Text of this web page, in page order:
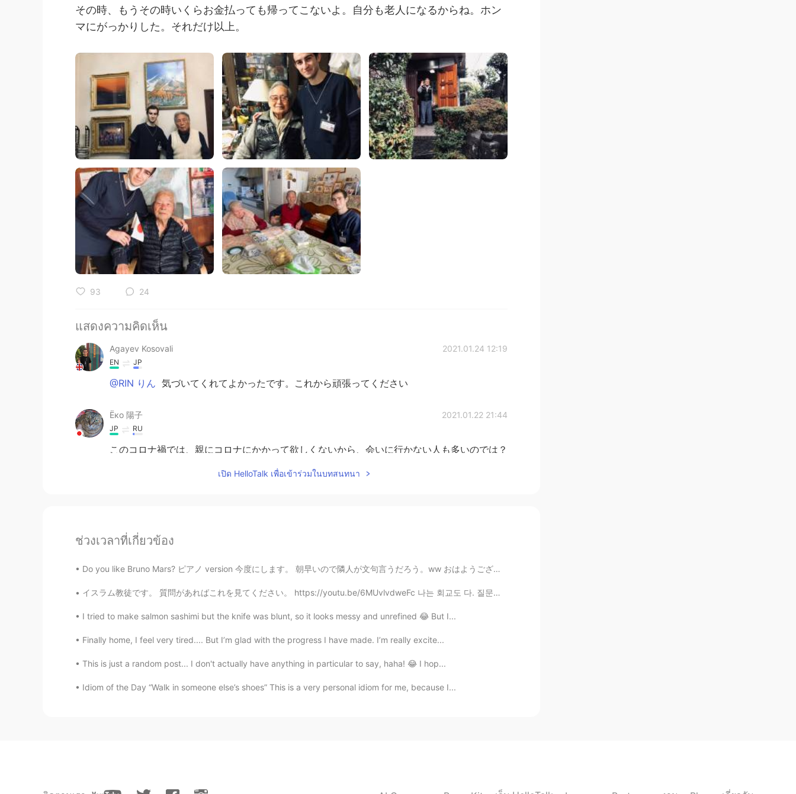
その時、もうその時いくらお金払っても帰ってこないよ。自分も老人になるからね。ホン
マにがっかりした。それだけ以上。
93 24
แสดงความคิดเห็น
Agayev Kosovali 2021.01.24 12:19
EN JP
@RIN りん 気づいてくれてよかったです。これから頑張ってください
Ёко 陽子 2021.01.22 21:44
JP RU
このコロナ禍では、親にコロナにかかって欲しくないから、会いに行かない人も多いのでは？
切にしないとと思いました。なかなか会える距離じゃないけど、自分中心ではなくて相手のこ
JP FR
🥺👏🏻👏🏻✨✨
EN JP
@Taka それはたかさんの優先順位です。 たしかにそうですが、でも話したりすることで親
เปิด HelloTalk เพื่อเข้าร่วมในบทสนทนา
ช่วงเวลาที่เกี่ยวข้อง
Do you like Bruno Mars? ピアノ version 今度にします。 朝早いので隣人が文句言うだろう。ww おはようございます。🙂😊 今日も一日頑張りましょう。 Let's ...
イスラム教徒です。 質問があればこれを見てください。 https://youtu.be/6MUvlvdweFc 나는 회교도 다. 질문이 있으면 이걸보십시오. https://youtu....
I tried to make salmon sashimi but the knife was blunt, so it looks messy and unrefined 😂 But I...
Finally home, I feel very tired.... But I’m glad with the progress I have made. I’m really excite...
This is just a random post... I don't actually have anything in particular to say, haha! 😂 I hop...
Idiom of the Day “Walk in someone else’s shoes” This is a very personal idiom for me, because I...